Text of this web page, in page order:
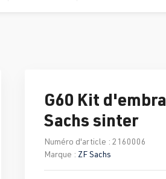
G60 Kit
Sachs sinter
Numéro d'article : 2160006
Marque : ZF Sachs